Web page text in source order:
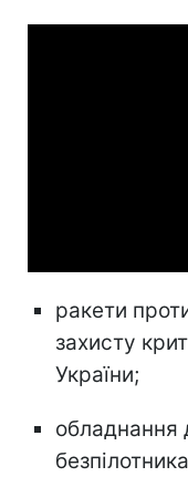
ракети
захисту
України;
обладнання